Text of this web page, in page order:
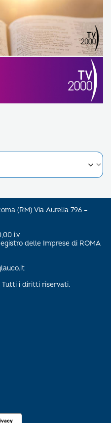
(RM) Via Aurelia 796 –
i.v
delle Imprese di ROMA
Tutti i diritti riservati.